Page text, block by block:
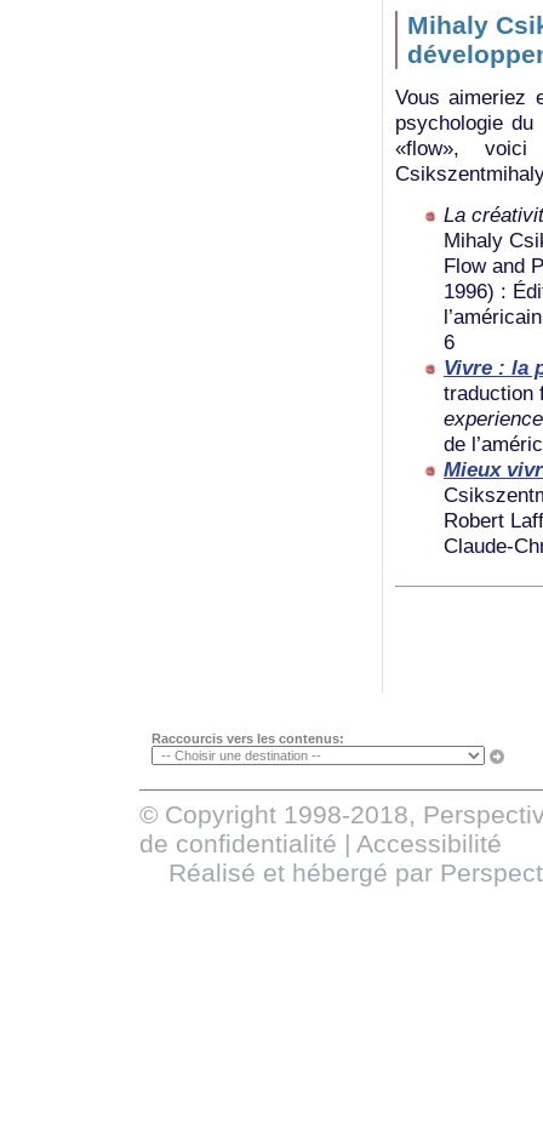
Mihaly
Vous aimeriez
psychologie du
«flow»,
La
Mihaly
Flow and
1996) :
6
Vivre : la
traduction
experience
de
Mieux
Robert
Claude-
Raccourcis vers les contenus:
© Copyright 1998-2018,
de confidentialité | Accessibilité
Réalisé et hébergé par